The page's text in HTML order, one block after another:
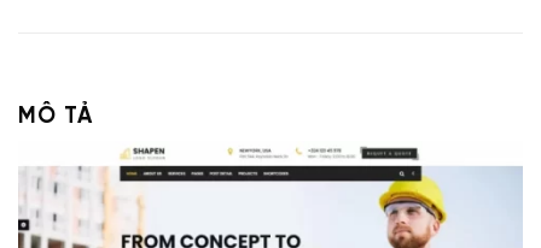
MÔ TẢ